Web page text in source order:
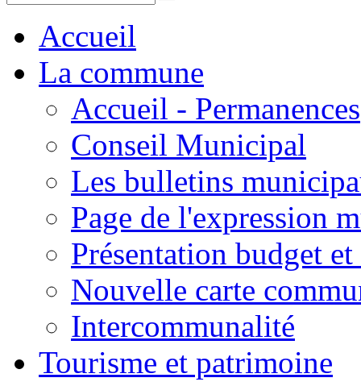
Accueil
La commune
Accueil - Permanences
Conseil Municipal
Les bulletins
Page de l'expression
Présentation budget
Nouvelle carte
Intercommunalité
Tourisme et patrimoine